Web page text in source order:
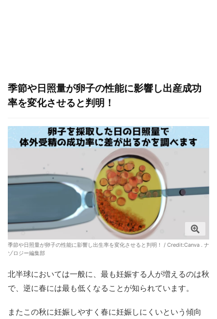
季節や日照量が卵子の性能に影響し出産成功
率を変化させると判明！
季節や日照量が卵子の性能に影響し出生率を変化させると判明！ / Credit:Canva . ナ
ゾロジー編集部
北半球においては一般に、最も妊娠する人が増えるのは秋
で、逆に春には最も低くなることが知られています。
またこの秋に妊娠しやすく春に妊娠しにくいという傾向